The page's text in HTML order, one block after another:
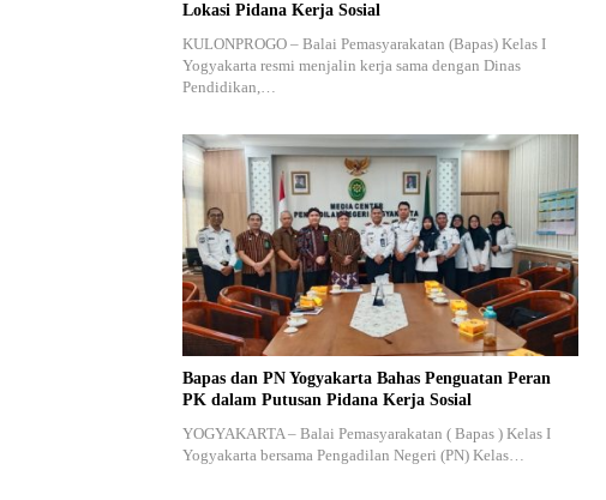
Lokasi Pidana Kerja Sosial
KULONPROGO – Balai Pemasyarakatan (Bapas) Kelas I
Yogyakarta resmi menjalin kerja sama dengan Dinas
Pendidikan,…
Bapas dan PN Yogyakarta Bahas Penguatan Peran
PK dalam Putusan Pidana Kerja Sosial
YOGYAKARTA – Balai Pemasyarakatan ( Bapas ) Kelas I
Yogyakarta bersama Pengadilan Negeri (PN) Kelas…